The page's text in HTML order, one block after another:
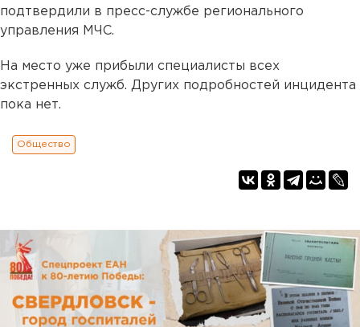
подтвердили в пресс-службе регионального
управления МЧС.
На место уже прибыли специалисты всех
экстренных служб. Других подробностей инцидента
пока нет.
Общество